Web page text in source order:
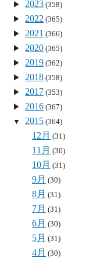
2023 (358)
2022 (365)
2021 (366)
2020 (365)
2019 (362)
2018 (358)
2017 (353)
2016 (367)
2015 (364)
12月 (31)
11月 (30)
10月 (31)
9月 (30)
8月 (31)
7月 (31)
6月 (30)
5月 (31)
4月 (30)